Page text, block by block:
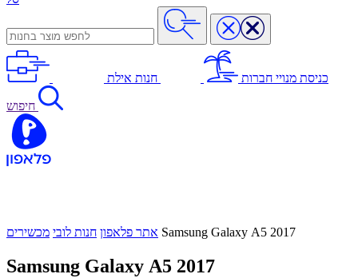
כניסת מנויי חברות חנות אילת
חיפוש
אתר פלאפון חנות לובי מכשירים Samsung Galaxy A5 2017
Samsung Galaxy A5 2017